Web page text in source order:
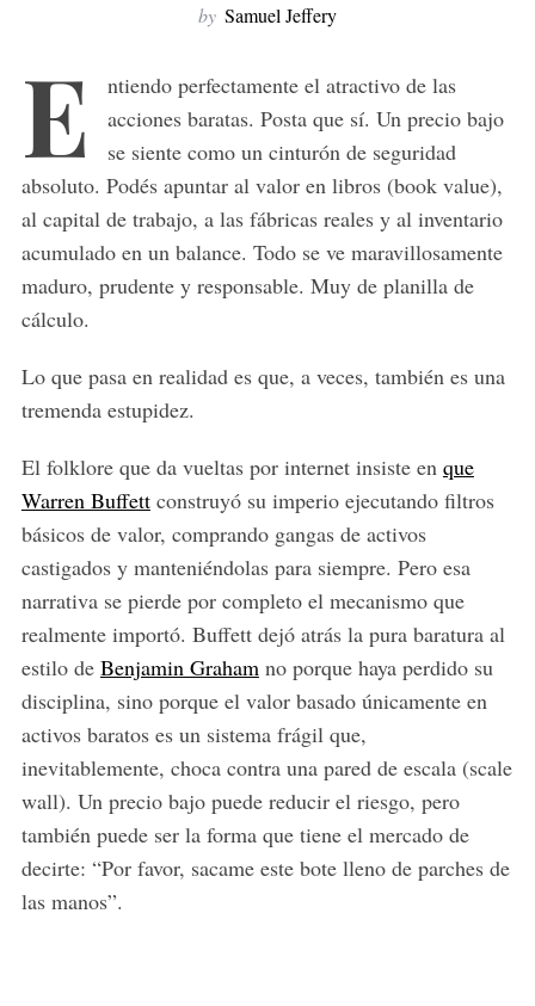
by Samuel Jeffery
E
ntiendo perfectamente el atractivo de las
acciones baratas. Posta que sí. Un precio bajo
se siente como un cinturón de seguridad
absoluto. Podés apuntar al valor en libros (book value),
al capital de trabajo, a las fábricas reales y al inventario
acumulado en un balance. Todo se ve maravillosamente
maduro, prudente y responsable. Muy de planilla de
cálculo.
Lo que pasa en realidad es que, a veces, también es una
tremenda estupidez.
El folklore que da vueltas por internet insiste en que
Warren Buffettconstruyó su imperio ejecutando filtros
básicos de valor, comprando gangas de activos
castigados y manteniéndolas para siempre. Pero esa
narrativa se pierde por completo el mecanismo que
realmente importó. Buffett dejó atrás la pura baratura al
estilo de Benjamin Graham no porque haya perdido su
disciplina, sino porque el valor basado únicamente en
activos baratos es un sistema frágil que,
inevitablemente, choca contra una pared de escala (scale
wall). Un precio bajo puede reducir el riesgo, pero
también puede ser la forma que tiene el mercado de
decirte: “Por favor, sacame este bote lleno de parches de
las manos”.